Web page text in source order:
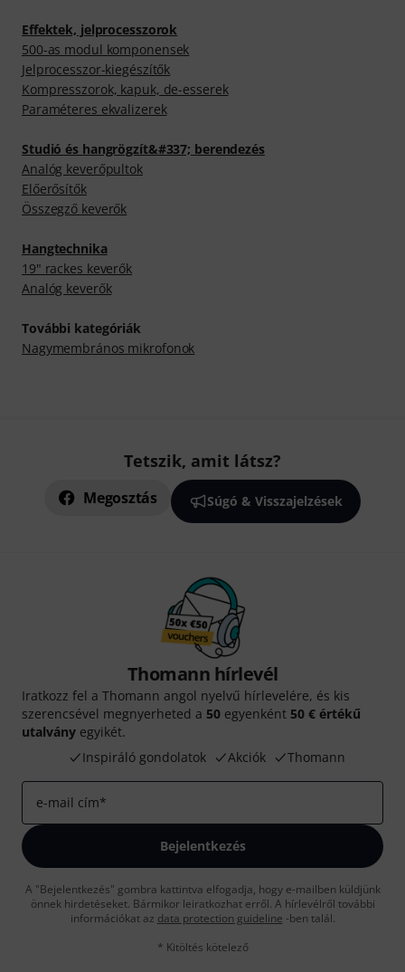
Effektek, jelprocesszorok
500-as modul komponensek
Jelprocesszor-kiegészítők
Kompresszorok, kapuk, de-esserek
Paraméteres ekvalizerek
Studió és hangrögzít&#337; berendezés
Analóg keverőpultok
Előerősítők
Összegző keverők
Hangtechnika
19" rackes keverők
Analóg keverők
További kategóriák
Nagymembrános mikrofonok
Tetszik, amit látsz?
Megosztás Súgó & Visszajelzések
Thomann hírlevél
Iratkozz fel a Thomann angol nyelvű hírlevelére, és kis
szerencsével megnyerheted a 50 egyenként 50 € értékű
utalvány egyikét.
Inspiráló gondolatok
Akciók Thomann
e-mail cím*
Bejelentkezés
A "Bejelentkezés" gombra kattintva elfogadja, hogy e-mailben küldjünk
önnek hirdetéseket. Bármikor leiratkozhat erről. A hírlevélről további
információkat az data protection guideline -ben talál.
* Kitöltés kötelező